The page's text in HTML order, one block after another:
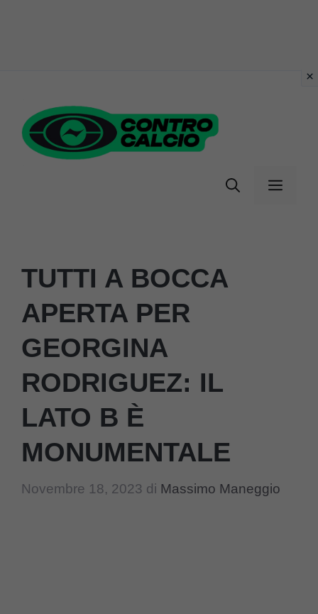
contenuto
Menu
TUTTI A BOCCA
APERTA PER
GEORGINA
RODRIGUEZ: IL
LATO B È
MONUMENTALE
Novembre 18, 2023 di Massimo Maneggio